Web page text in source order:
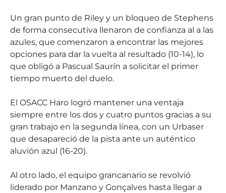
Un gran punto de Riley y un bloqueo de Stephens
de forma consecutiva llenaron de confianza al a las
azules, que comenzaron a encontrar las mejores
opciones para dar la vuelta al resultado (10-14), lo
que obligó a Pascual Saurín a solicitar el primer
tiempo muerto del duelo.
El OSACC Haro logró mantener una ventaja
siempre entre los dos y cuatro puntos gracias a su
gran trabajo en la segunda línea, con un Urbaser
que desapareció de la pista ante un auténtico
aluvión azul (16-20).
Al otro lado, el equipo grancanario se revolvió
liderado por Manzano y Gonçalves hasta llegar a